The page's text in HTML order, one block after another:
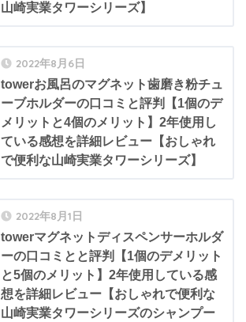
山崎実業タワーシリーズ】
2022年8月6日
towerお風呂のマグネット歯磨き粉チュ
ーブホルダーの口コミと評判【1個のデ
メリットと4個のメリット】2年使用し
ている感想を詳細レビュー【おしゃれ
で便利な山崎実業タワーシリーズ】
2022年8月1日
towerマグネットディスペンサーホルダ
ーの口コミとと評判【1個のデメリット
と5個のメリット】2年使用している感
想を詳細レビュー【おしゃれで便利な
山崎実業タワーシリーズのシャンプー